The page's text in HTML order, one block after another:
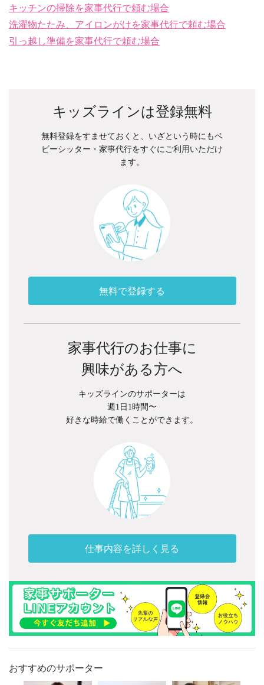
キッチンの掃除を家事代行で頼む場合
洗濯物たたみ、アイロンがけを家事代行で頼む場合
引っ越し準備を家事代行で頼む場合
キッズラインは登録無料
無料登録をすませておくと、いざという時にもベ
ビーシッター・家事代行をすぐにご利用いただけ
ます。
無料で登録する
家事代行のお仕事に
興味がある方へ
キッズラインのサポーターは
週1日1時間〜
好きな時給で働くことができます。
仕事内容を詳しく見る
おすすめのサポーター